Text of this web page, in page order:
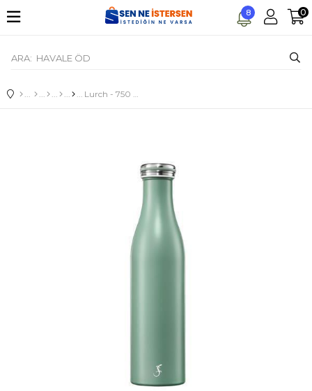
0
8
Lurch - 750 ml Adaçayı Yeşil, Paslanmaz Çelik Termos - Çift Cidarlı, Sızdırmaz - 240807